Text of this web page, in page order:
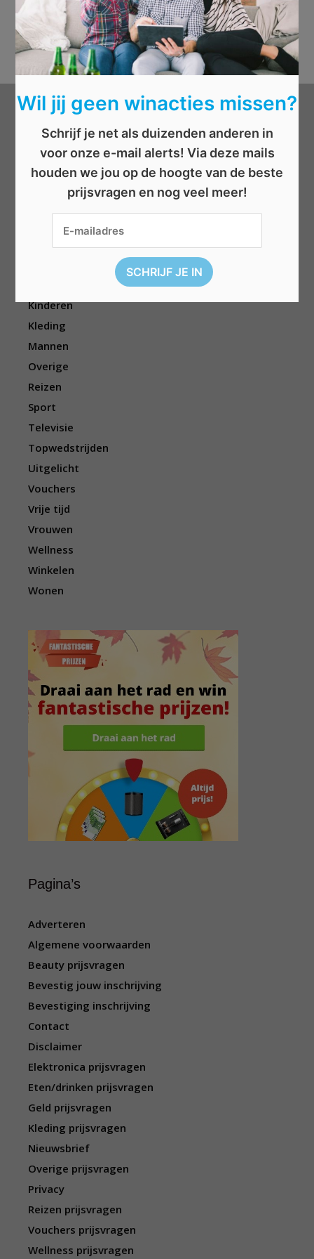
Beauty
Elektronica
Kinderen
Kleding
Mannen
Overige
Reizen
Sport
Televisie
Topwedstrijden
Uitgelicht
Vouchers
Vrije tijd
Vrouwen
Wellness
Winkelen
Wonen
Pagina’s
Adverteren
Algemene voorwaarden
Beauty prijsvragen
Bevestig jouw inschrijving
Bevestiging inschrijving
Contact
Disclaimer
Elektronica prijsvragen
Eten/drinken prijsvragen
Geld prijsvragen
Kleding prijsvragen
Nieuwsbrief
Overige prijsvragen
Privacy
Reizen prijsvragen
Vouchers prijsvragen
Wellness prijsvragen
Wil jij geen winacties missen?
Schrijf je net als duizenden anderen in
voor onze e-mail alerts! Via deze mails
houden we jou op de hoogte van de beste
prijsvragen en nog veel meer!